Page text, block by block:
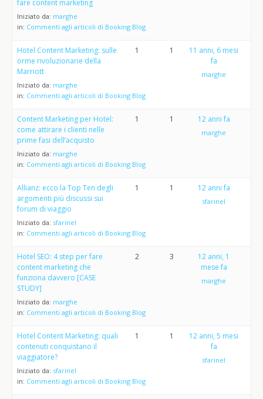
fare content marketing
Iniziato da: marghe
in: Commenti agli articoli di Booking Blog
Hotel Content Marketing: sulle
orme rivoluzionarie della
Marriott
Iniziato da: marghe
in: Commenti agli articoli di Booking Blog
1 1
11 anni, 6 mesi
fa
marghe
Content Marketing per Hotel:
come attirare i clienti nelle
prime fasi dell’acquisto
Iniziato da: marghe
in: Commenti agli articoli di Booking Blog
1 1 12 anni fa
marghe
Allianz: ecco la Top Ten degli
argomenti più discussi sui
forum di viaggio
Iniziato da: sfarinel
in: Commenti agli articoli di Booking Blog
1 1 12 anni fa
sfarinel
Hotel SEO: 4 step per fare
content marketing che
funziona davvero [CASE
STUDY]
Iniziato da: marghe
in: Commenti agli articoli di Booking Blog
2 3
12 anni, 1
mese fa
marghe
Hotel Content Marketing: quali
contenuti conquistano il
viaggiatore?
Iniziato da: sfarinel
in: Commenti agli articoli di Booking Blog
1 1
12 anni, 5 mesi
fa
sfarinel